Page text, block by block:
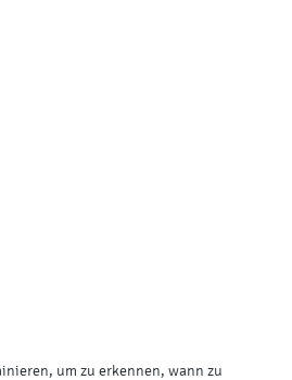
um zu erkennen, wann zu